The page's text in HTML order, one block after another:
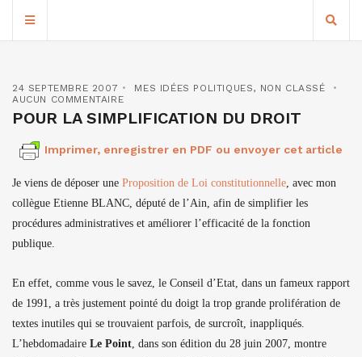
24 SEPTEMBRE 2007 MES IDÉES POLITIQUES, NON CLASSÉ
AUCUN COMMENTAIRE
POUR LA SIMPLIFICATION DU DROIT
Imprimer, enregistrer en PDF ou envoyer cet article
Je viens de déposer une Proposition de Loi constitutionnelle, avec mon
collègue Etienne BLANC, député de l’Ain, afin de simplifier les
procédures administratives et améliorer l’efficacité de la fonction
publique.
En effet, comme vous le savez, le Conseil d’Etat, dans un fameux rapport
de 1991, a très justement pointé du doigt la trop grande prolifération de
textes inutiles qui se trouvaient parfois, de surcroît, inappliqués.
L’hebdomadaire Le Point, dans son édition du 28 juin 2007, montre